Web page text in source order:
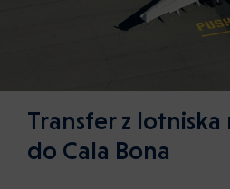
Transfer z
do Cala Bona